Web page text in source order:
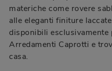
materiche come rovere
alle eleganti finiture
disponibili
Arredamenti Caprotti e
casa.